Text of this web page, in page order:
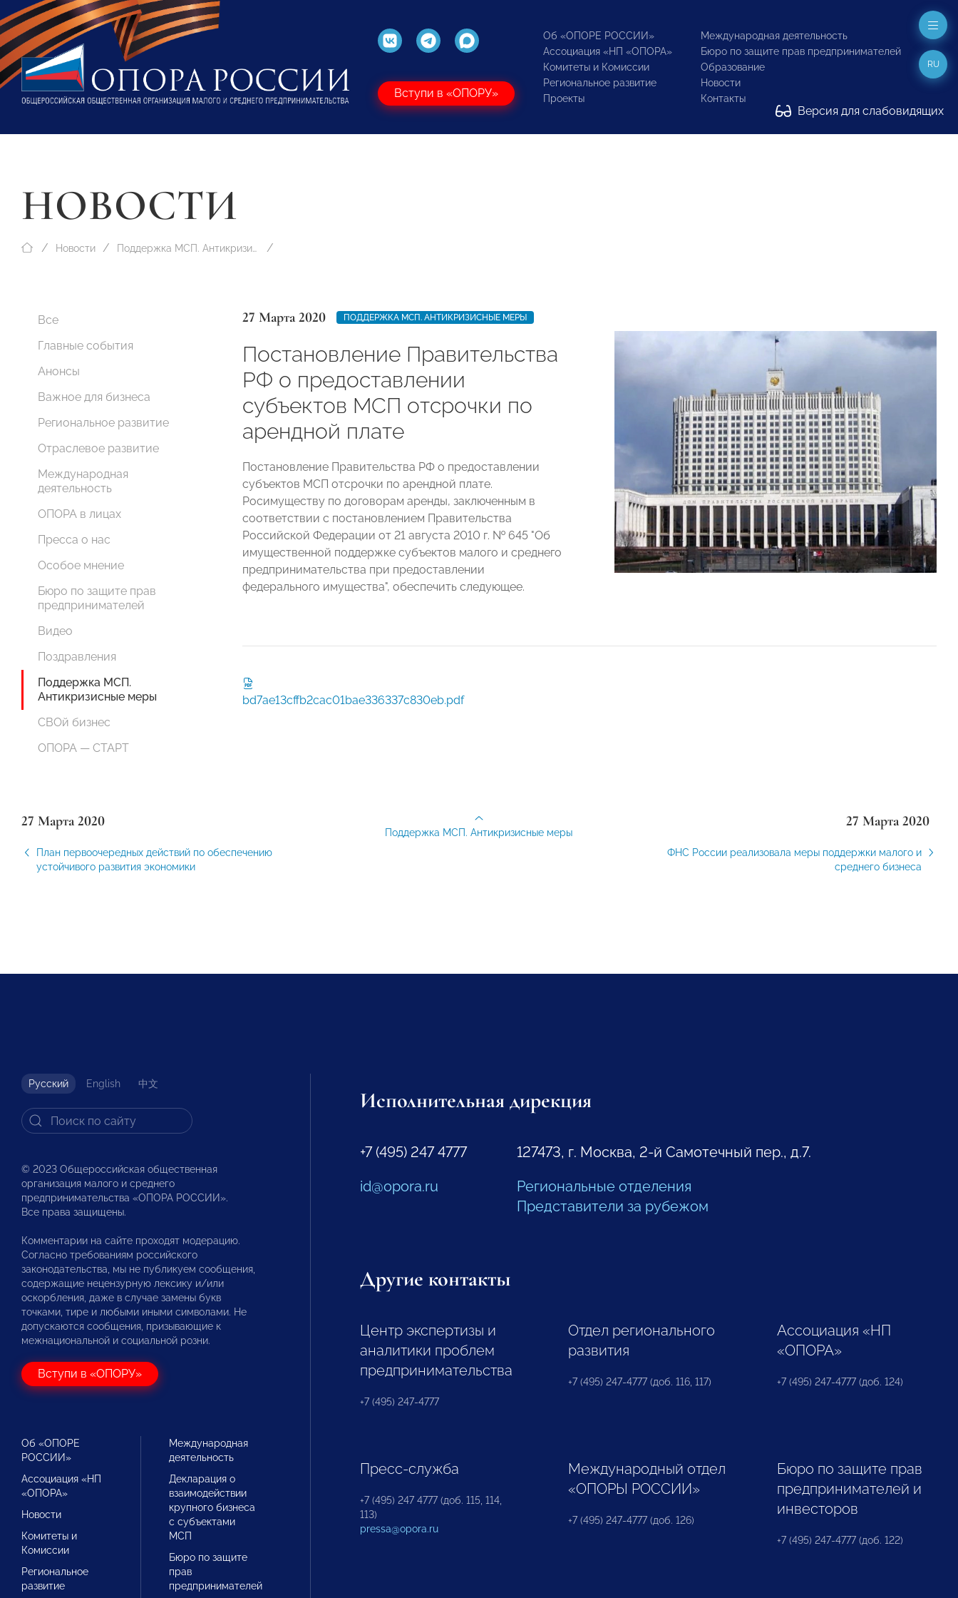
Вступи в «ОПОРУ»
Об «ОПОРЕ РОССИИ»
Ассоциация «НП «ОПОРА»
Комитеты и Комиссии
Региональное развитие
Проекты
Международная деятельность
Бюро по защите прав предпринимателей
Образование
Новости
Контакты
Версия для слабовидящих
RU
НОВОСТИ
Новости Поддержка МСП. Антикризисные меры
Все
Главные события
Анонсы
Важное для бизнеса
Региональное развитие
Отраслевое развитие
Международная
деятельность
ОПОРА в лицах
Пресса о нас
Особое мнение
Бюро по защите прав
предпринимателей
Видео
Поздравления
Поддержка МСП.
Антикризисные меры
СВОй бизнес
ОПОРА — СТАРТ
27 Марта 2020 ПОДДЕРЖКА МСП. АНТИКРИЗИСНЫЕ МЕРЫ
Постановление Правительства
РФ о предоставлении
субъектов МСП отсрочки по
арендной плате
Постановление Правительства РФ о предоставлении
субъектов МСП отсрочки по арендной плате.
Росимуществу по договорам аренды, заключенным в
соответствии с постановлением Правительства
Российской Федерации от 21 августа 2010 г. № 645 "Об
имущественной поддержке субъектов малого и среднего
предпринимательства при предоставлении
федерального имущества", обеспечить следующее.
bd7ae13cffb2cac01bae336337c830eb.pdf
27 Марта 2020
План первоочередных действий по обеспечению
устойчивого развития экономики
27 Марта 2020
ФНС России реализовала меры поддержки малого и
среднего бизнеса
Поддержка МСП. Антикризисные меры
Русский English 中文
© 2023 Общероссийская общественная
организация малого и среднего
предпринимательства «ОПОРА РОССИИ».
Все права защищены.
Комментарии на сайте проходят модерацию.
Согласно требованиям российского
законодательства, мы не публикуем сообщения,
содержащие нецензурную лексику и/или
оскорбления, даже в случае замены букв
точками, тире и любыми иными символами. Не
допускаются сообщения, призывающие к
межнациональной и социальной розни.
Вступи в «ОПОРУ»
Об «ОПОРЕ
РОССИИ»
Ассоциация «НП
«ОПОРА»
Новости
Комитеты и
Комиссии
Региональное
развитие
Международная
деятельность
Декларация о
взаимодействии
крупного бизнеса
с субъектами
МСП
Бюро по защите
прав
предпринимателей
Исполнительная дирекция
+7 (495) 247 4777
id@opora.ru
127473, г. Москва, 2-й Самотечный пер., д.7.
Региональные отделения
Представители за рубежом
Другие контакты
Центр экспертизы и
аналитики проблем
предпринимательства
+7 (495) 247-4777
Отдел регионального
развития
+7 (495) 247-4777 (доб. 116, 117)
Ассоциация «НП
«ОПОРА»
+7 (495) 247-4777 (доб. 124)
Пресс-служба
+7 (495) 247 4777 (доб. 115, 114,
113)
pressa@opora.ru
Международный отдел
«ОПОРЫ РОССИИ»
+7 (495) 247-4777 (доб. 126)
Бюро по защите прав
предпринимателей и
инвесторов
+7 (495) 247-4777 (доб. 122)